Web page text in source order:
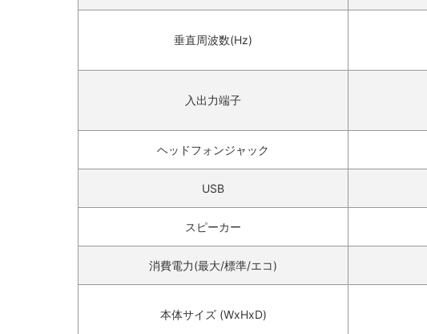
垂直周波数(Hz)‎
入出力端子‎
ヘッドフォンジャック‎
USB‎
スピーカー‎
消費電力(最大/標準/エコ)‎
本体サイズ (WxHxD)‎